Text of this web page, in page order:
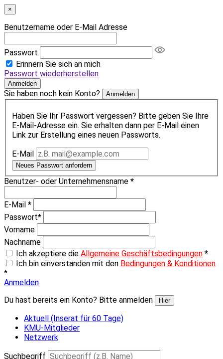
×
Benutzername oder E-Mail Adresse
Passwort
Erinnern Sie sich an mich
Passwort wiederherstellen
Anmelden
Sie haben noch kein Konto? Anmelden
Haben Sie Ihr Passwort vergessen? Bitte geben Sie Ihre
E-Mail-Adresse ein. Sie erhalten dann per E-Mail einen
Link zur Erstellung eines neuen Passworts.
E-Mail
Neues Passwort anfordern
Benutzer- oder Unternehmensname *
E-Mail *
Passwort*
Vorname
Nachname
Ich akzeptiere die Allgemeine Geschäftsbedingungen *
Ich bin einverstanden mit den Bedingungen & Konditionen
*
Anmelden
Du hast bereits ein Konto? Bitte anmelden
Hier
Aktuell (Inserat für 60 Tage)
KMU-Mitglieder
Netzwerk
Suchbegriff